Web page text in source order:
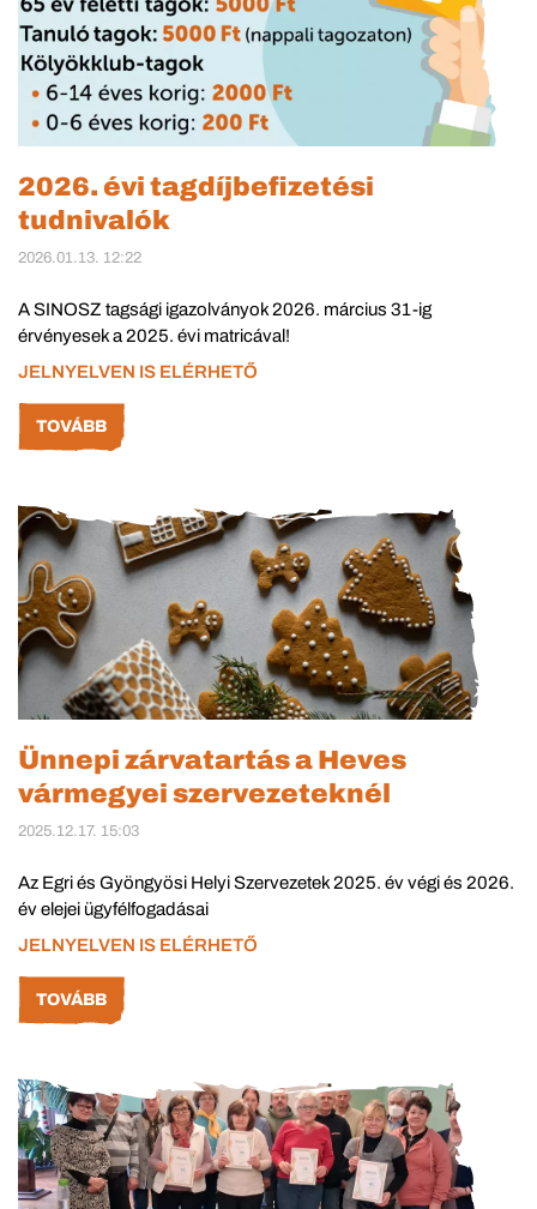
2026. évi tagdíjbefizetési
tudnivalók
2026.01.13. 12:22
A SINOSZ tagsági igazolványok 2026. március 31-ig
érvényesek a 2025. évi matricával!
JELNYELVEN IS ELÉRHETŐ
TOVÁBB
Ünnepi zárvatartás a Heves
vármegyei szervezeteknél
2025.12.17. 15:03
Az Egri és Gyöngyösi Helyi Szervezetek 2025. év végi és 2026.
év elejei ügyfélfogadásai
JELNYELVEN IS ELÉRHETŐ
TOVÁBB